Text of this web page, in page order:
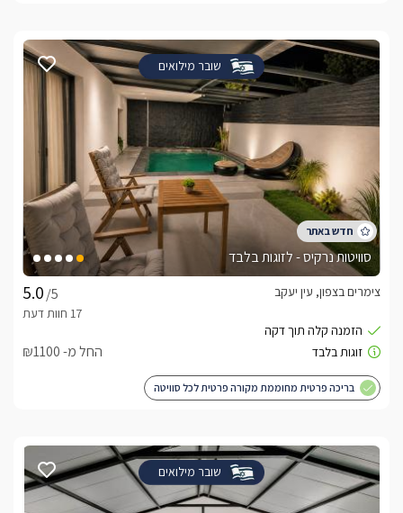
שובר מילואים
סוויטות נרקיס - לזוגות בלבד
/5
צימרים בצפון, עין יעקב
החל מ- ₪1100
בריכה פרטית מחוממת מקורה פרטית לכל סוויטה
שובר מילואים